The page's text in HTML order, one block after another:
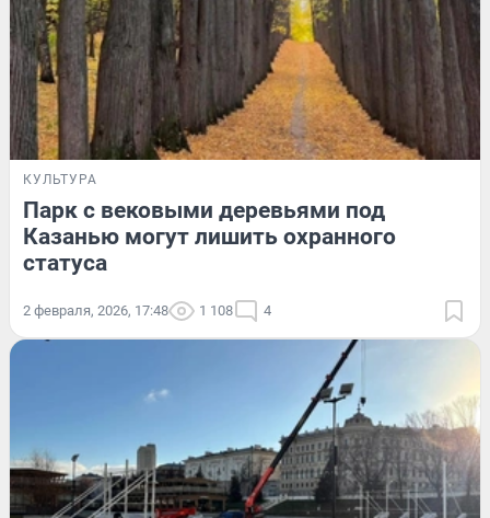
КУЛЬТУРА
Парк с вековыми деревьями под
Казанью могут лишить охранного
статуса
2 февраля, 2026, 17:48 1 108 4